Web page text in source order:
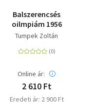
Balszerencsés
oilmpiám 1956
Tumpek Zoltán
Online ár:
2 610 Ft
Eredeti ár: 2 900 Ft